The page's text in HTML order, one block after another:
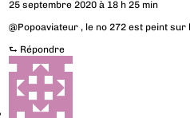
25 septembre 2020 à 18 h 25 min
@Popoaviateur , le no 272 est peint
⮑ Répondre